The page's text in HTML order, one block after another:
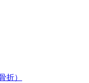
折）